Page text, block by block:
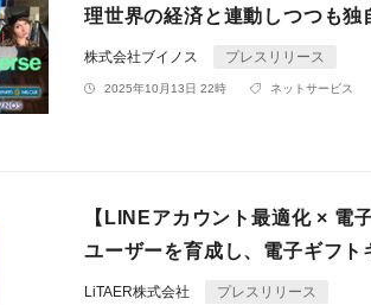
理世界の経済と連動しつつも独
株式会社ブイノス プレスリリース
2025年10月13日 22時 ネットサービス
【LINEアカウント最適化 × 電
ユーザーを育成し、電子ギフト
LiTAER株式会社 プレスリリース